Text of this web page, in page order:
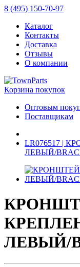
8 (495) 150-70-97
Каталог
Контакты
Доставка
Отзывы
О компании
Корзина покупок
Оптовым
Поставщикам
LR076517 |
ЛЕВЫЙ/
ЛЕВЫЙ/